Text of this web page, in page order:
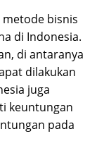
bisnis
di Indonesia.
di antaranya
dilakukan
juga
keuntungan
pada